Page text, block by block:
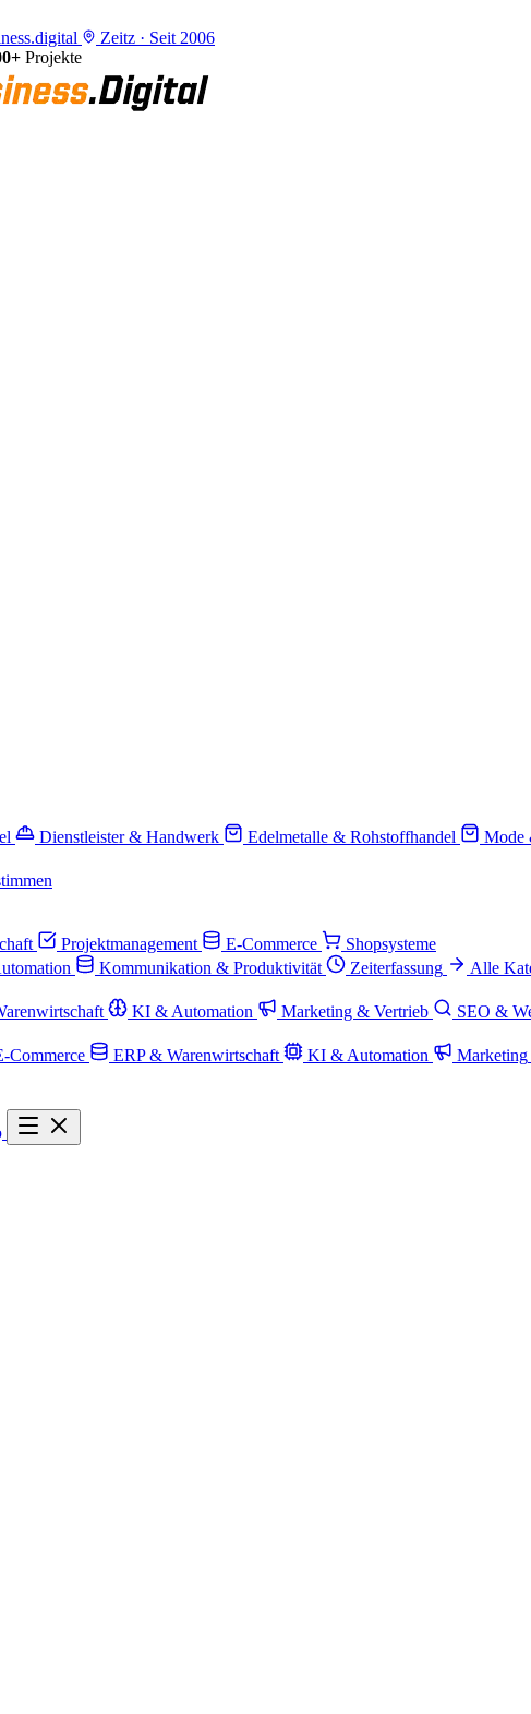
Zeitz · Seit 2006
Projekte
Dienstleister & Handwerk Edelmetalle & Rohstoffhandel Mode
Projektmanagement E-Commerce
Shopsysteme
Kommunikation & Produktivität Zeiterfassung
Alle
KI & Automation Marketing & Vertrieb SEO &
Commerce ERP & Warenwirtschaft KI & Automation Marketing